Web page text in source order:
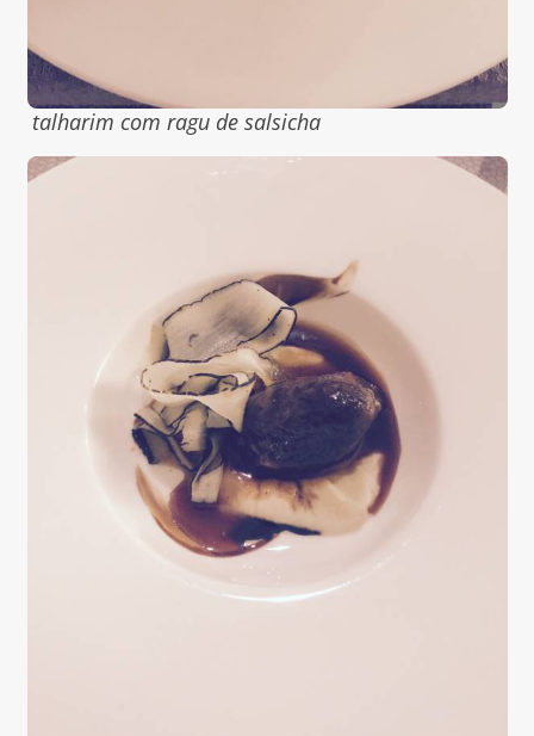
talharim com ragu de salsicha